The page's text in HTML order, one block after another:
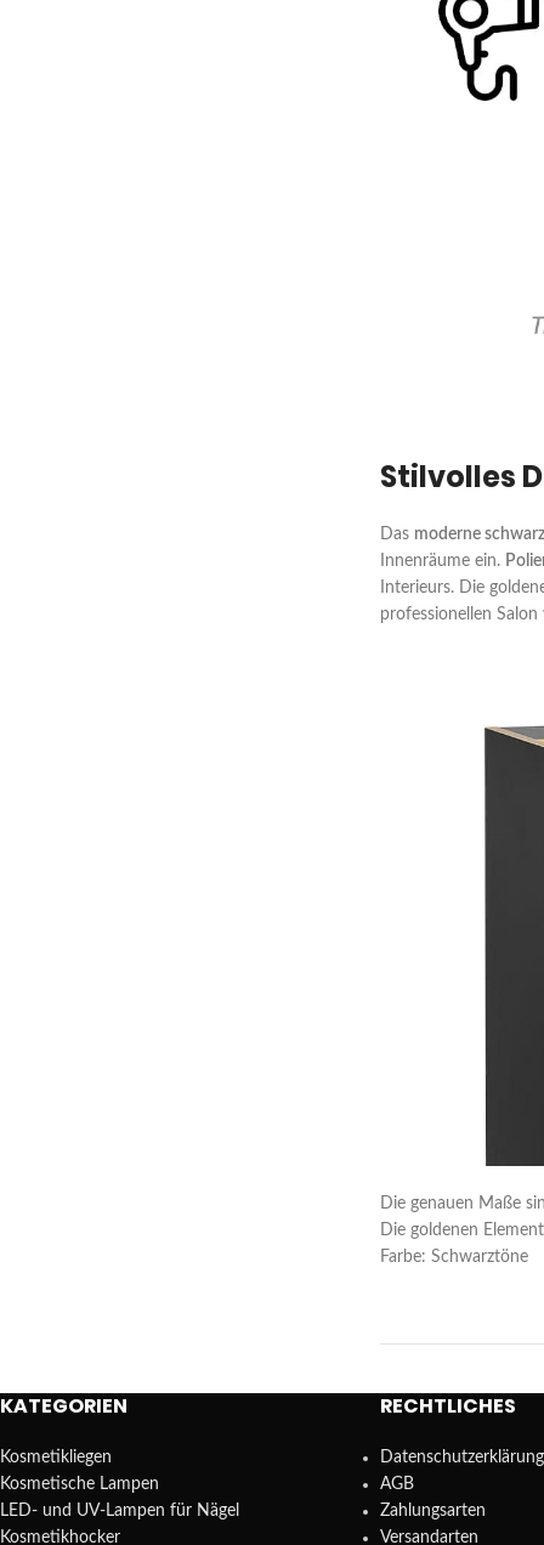
Stilvolles
Das moderne
Innenräume ein.
Interieurs. Die
professionellen
Die genauen Maße
Die goldenen
Farbe: Schwarztöne
KATEGORIEN
Kosmetikliegen
Kosmetische Lampen
LED- und UV-Lampen für Nägel
Kosmetikhocker
RECHTLICHES
Datenschutzerklärung
AGB
Zahlungsarten
Versandarten